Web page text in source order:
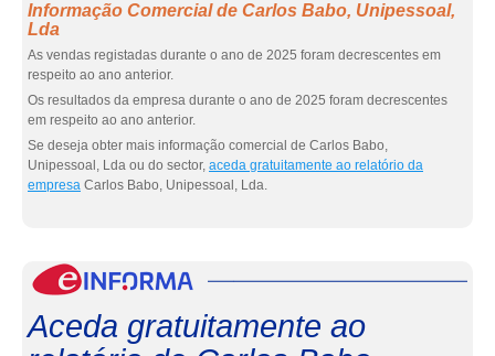
Informação Comercial de Carlos Babo, Unipessoal,
Lda
As vendas registadas durante o ano de 2025 foram decrescentes em
respeito ao ano anterior.
Os resultados da empresa durante o ano de 2025 foram decrescentes
em respeito ao ano anterior.
Se deseja obter mais informação comercial de Carlos Babo,
Unipessoal, Lda ou do sector, aceda gratuitamente ao relatório da
empresa Carlos Babo, Unipessoal, Lda.
Aceda gratuitamente ao